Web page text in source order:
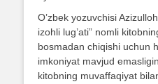
O’zbek yozuvchisi
izohli lug’ati” nomli
bosmadan chiqishi uchun
imkoniyat mavjud
kitobning muvaffaqiyat